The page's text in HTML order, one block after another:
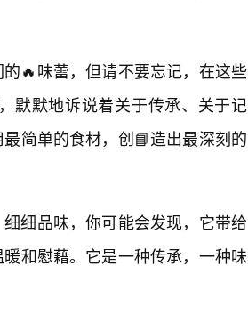
🔥味蕾，但请不要忘记，在这些
默默地诉说着关于传承、关于记
简单的食材，创📘造出最深刻的
细品味，你可能会发现，它带给
和慰藉。它是一种传承，一种味